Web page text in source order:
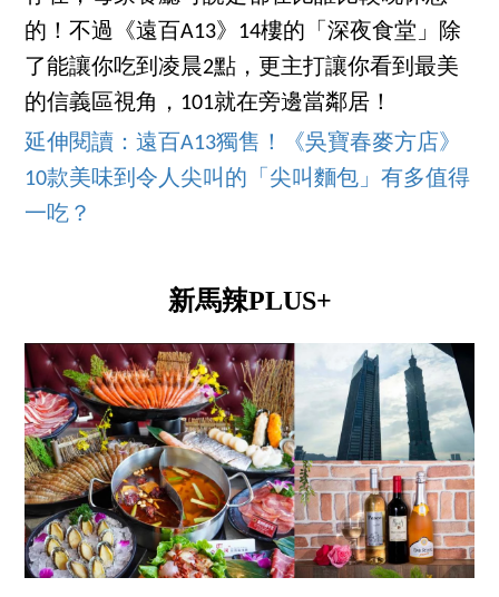
的！不過《遠百A13》14樓的「深夜食堂」除
了能讓你吃到凌晨2點，更主打讓你看到最美
的信義區視角，101就在旁邊當鄰居！
延伸閱讀：遠百A13獨售！《吳寶春麥方店》
10款美味到令人尖叫的「尖叫麵包」有多值得
一吃？
新馬辣PLUS+